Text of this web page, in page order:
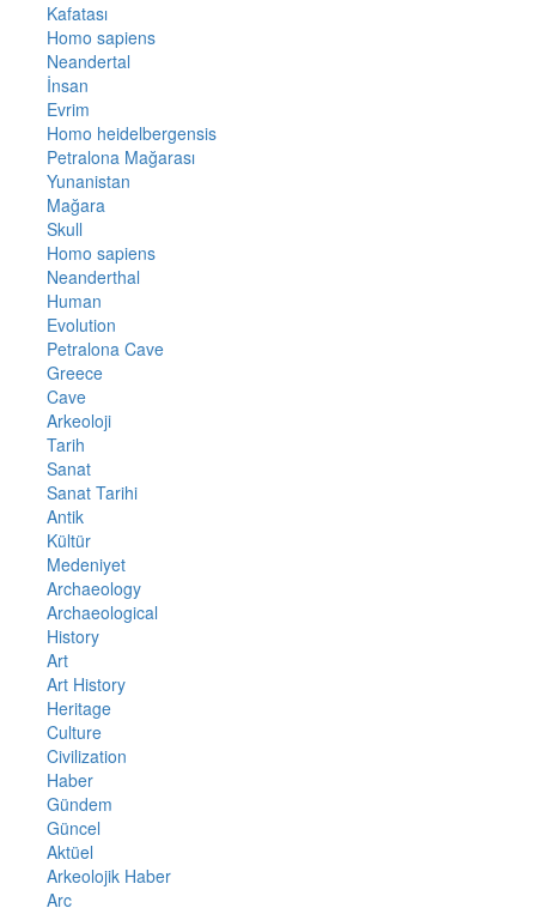
Kafatası
Homo sapiens
Neandertal
İnsan
Evrim
Homo heidelbergensis
Petralona Mağarası
Yunanistan
Mağara
Skull
Homo sapiens
Neanderthal
Human
Evolution
Petralona Cave
Greece
Cave
Arkeoloji
Tarih
Sanat
Sanat Tarihi
Antik
Kültür
Medeniyet
Archaeology
Archaeological
History
Art
Art History
Heritage
Culture
Civilization
Haber
Gündem
Güncel
Aktüel
Arkeolojik Haber
Arc